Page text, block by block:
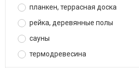
планкен, террасная доска
рейка, деревянные полы
сауны
термодревесина